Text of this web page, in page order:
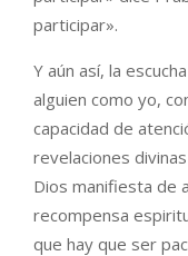
participar».
Y aún así, la
alguien como yo,
capacidad de
revelaciones
Dios manifiesta de
recompensa
que hay que ser